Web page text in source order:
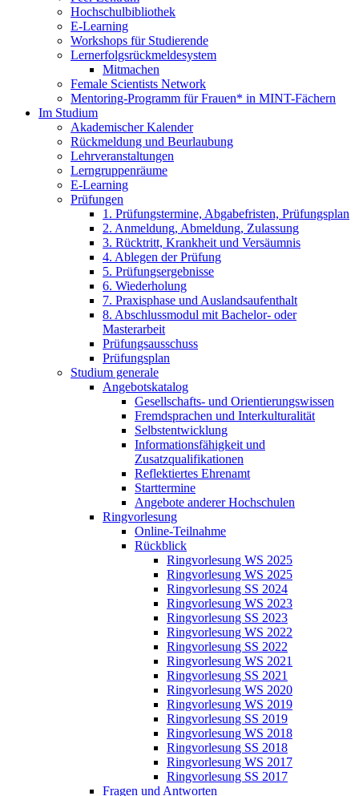
Hochschulbibliothek
E-Learning
Workshops für Studierende
Lernerfolgsrückmeldesystem
Mitmachen
Female Scientists Network
Mentoring-Programm für Frauen* in MINT-Fächern
Im Studium
Akademischer Kalender
Rückmeldung und Beurlaubung
Lehrveranstaltungen
Lerngruppenräume
E-Learning
Prüfungen
1. Prüfungstermine, Abgabefristen, Prüfungsplan
2. Anmeldung, Abmeldung, Zulassung
3. Rücktritt, Krankheit und Versäumnis
4. Ablegen der Prüfung
5. Prüfungsergebnisse
6. Wiederholung
7. Praxisphase und Auslandsaufenthalt
8. Abschlussmodul mit Bachelor- oder
Masterarbeit
Prüfungsausschuss
Prüfungsplan
Studium generale
Angebotskatalog
Gesellschafts- und Orientierungswissen
Fremdsprachen und Interkulturalität
Selbstentwicklung
Informationsfähigkeit und
Zusatzqualifikationen
Reflektiertes Ehrenamt
Starttermine
Angebote anderer Hochschulen
Ringvorlesung
Online-Teilnahme
Rückblick
Ringvorlesung WS 2025
Ringvorlesung WS 2025
Ringvorlesung SS 2024
Ringvorlesung WS 2023
Ringvorlesung SS 2023
Ringvorlesung WS 2022
Ringvorlesung SS 2022
Ringvorlesung WS 2021
Ringvorlesung SS 2021
Ringvorlesung WS 2020
Ringvorlesung WS 2019
Ringvorlesung SS 2019
Ringvorlesung WS 2018
Ringvorlesung SS 2018
Ringvorlesung WS 2017
Ringvorlesung SS 2017
Fragen und Antworten